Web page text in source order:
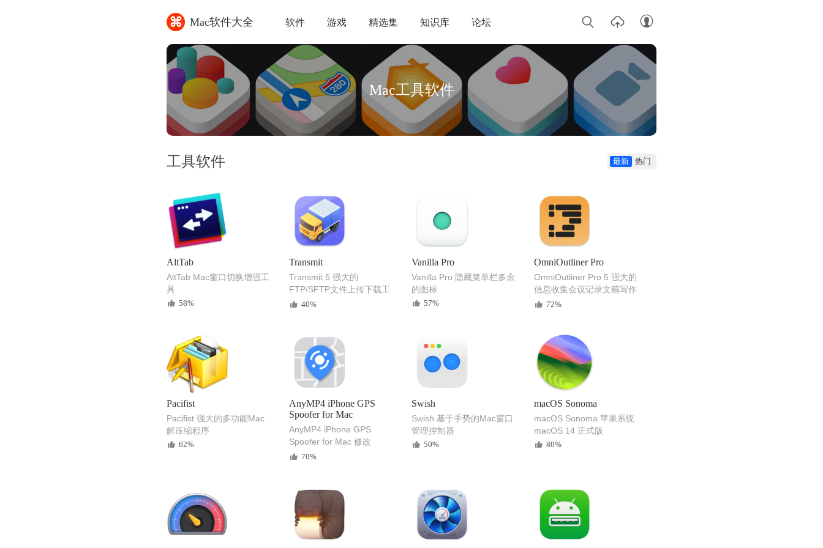
⌘ Mac软件大全 软件 游戏 精选集 知识库 论坛
Mac工具软件
工具软件 最新 热门
AltTab
AltTab Mac窗口切换增强工
具
58%
Transmit
Transmit 5 强大的
FTP/SFTP文件上传下载工
具 40%
Vanilla Pro
Vanilla Pro 隐藏菜单栏多余
的图标
57%
OmniOutliner Pro
OmniOutliner Pro 5 强大的
信息收集会议记录文稿写作
软件72%
Pacifist
Pacifist 强大的多功能Mac
解压缩程序
62%
AnyMP4 iPhone GPS
Spoofer for Mac
AnyMP4 iPhone GPS
Spoofer for Mac 修改
iPhone手机定位
70%
Swish
Swish 基于手势的Mac窗口
管理控制器
50%
macOS Sonoma
macOS Sonoma 苹果系统
macOS 14 正式版
80%